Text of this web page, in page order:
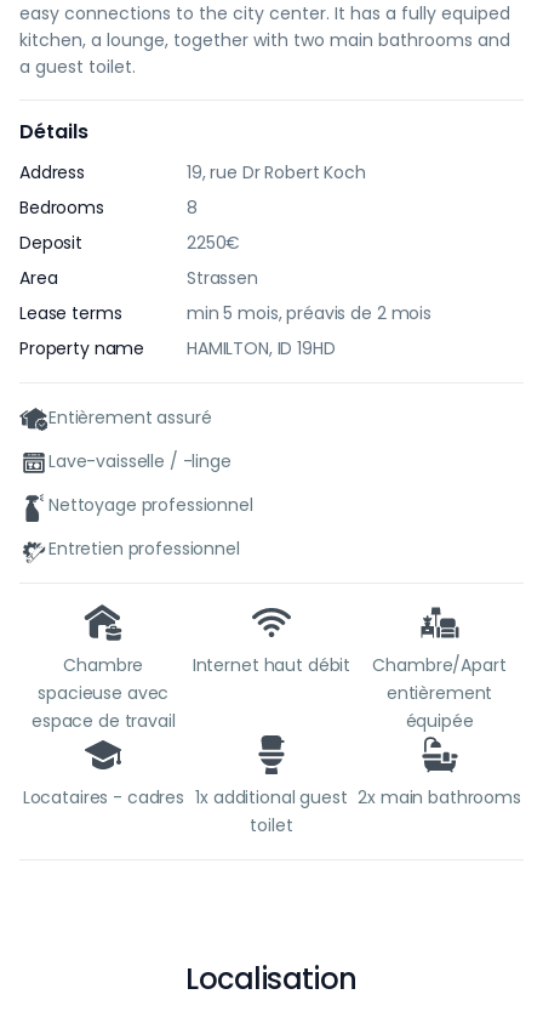
easy connections to the city center. It has a fully equiped
kitchen, a lounge, together with two main bathrooms and
a guest toilet.
Détails
Address
19, rue Dr Robert Koch
Bedrooms
8
Deposit
2250€
Area
Strassen
Lease terms
min 5 mois, préavis de 2 mois
Property name
HAMILTON, ID 19HD
Entièrement assuré
Lave-vaisselle / -linge
Nettoyage professionnel
Entretien professionnel
Chambre
spacieuse avec
espace de travail
Internet haut débit
Chambre/Apart
entièrement
équipée
Locataires - cadres 1x additional guest
toilet
2x main bathrooms
Localisation